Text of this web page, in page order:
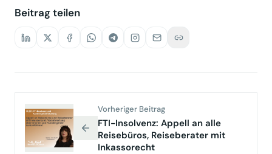
Beitrag teilen
Vorheriger Beitrag
FTI-Insolvenz: Appell an alle
Reisebüros, Reiseberater mit
Inkassorecht